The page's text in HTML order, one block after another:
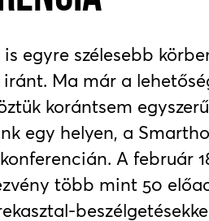
egyre szélesebb
Ma már a
korántsem
egy helyen, a
A február
több mint 50
beszélgeté